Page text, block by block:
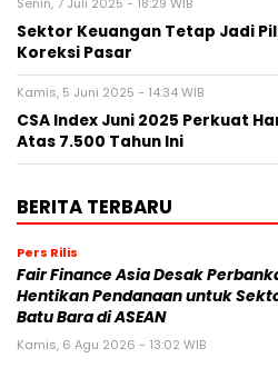
Sektor Keuangan Tetap Jadi
Koreksi Pasar
Kamis, 5 Juni 2025 - 14:34 WIB
CSA Index Juni 2025 Perkuat
Atas 7.500 Tahun Ini
BERITA TERBARU
Pers Rilis
Fair Finance Asia Desak
Hentikan Pendanaan untuk
Batu Bara di ASEAN
Kamis, 6 Agu 2026 - 13:02 WIB